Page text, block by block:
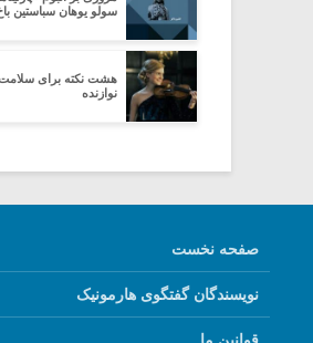
سولو یوهان سباستین
هشت نکته برای
نوازنده
صفحه نخست
نویسندگان گفتگوی هارمونیک
قوانین ما